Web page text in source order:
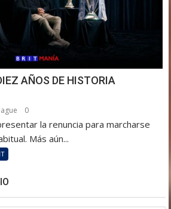
AÑOS DE HISTORIA
0
la renuncia para marcharse
Más aún...